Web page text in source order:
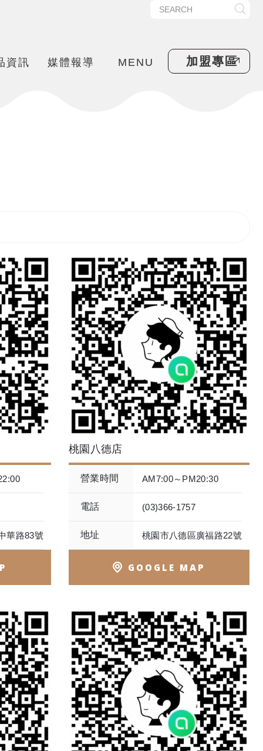
資訊 媒體報導 MENU 加盟專區
華路83號
桃園八德店
營業時間 AM7:00～PM20:30
電話 (03)366-1757
地址 桃園市八德區廣福路22號
GOOGLE MAP